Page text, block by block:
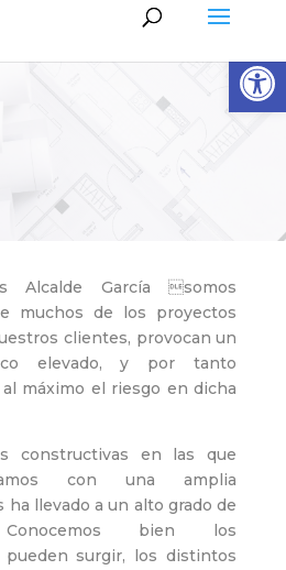
Alcalde García somos
muchos de los proyectos
clientes, provocan un
elevado, y por tanto
máximo el riesgo en dicha
constructivas en las que
con una amplia
llevado a un alto grado de
Conocemos bien los
surgir, los distintos